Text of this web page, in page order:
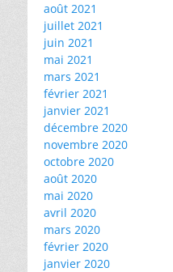
août 2021
juillet 2021
juin 2021
mai 2021
mars 2021
février 2021
janvier 2021
décembre 2020
novembre 2020
octobre 2020
août 2020
mai 2020
avril 2020
mars 2020
février 2020
janvier 2020